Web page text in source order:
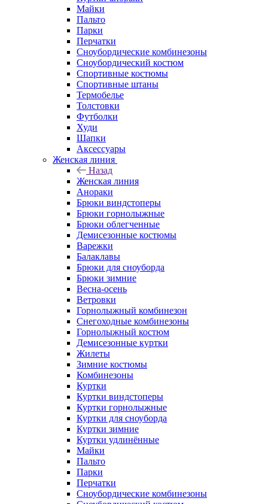
Майки
Пальто
Парки
Перчатки
Сноубордические комбинезоны
Сноубордический костюм
Спортивные костюмы
Спортивные штаны
Термобелье
Толстовки
Футболки
Худи
Шапки
Аксессуары
Женская линия
Назад
Женская линия
Анораки
Брюки виндстоперы
Брюки горнолыжные
Брюки облегченные
Демисезонные костюмы
Варежки
Балаклавы
Брюки для сноуборда
Брюки зимние
Весна-осень
Ветровки
Горнолыжный комбинезон
Снегоходные комбинезоны
Горнолыжный костюм
Демисезонные куртки
Жилеты
Зимние костюмы
Комбинезоны
Куртки
Куртки виндстоперы
Куртки горнолыжные
Куртки для сноуборда
Куртки зимние
Куртки удлинённые
Майки
Пальто
Парки
Перчатки
Сноубордические комбинезоны